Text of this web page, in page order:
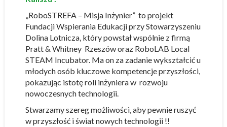
„RoboSTREFA – Misja Inżynier” to projekt
Fundacji Wspierania Edukacji przy Stowarzyszeniu
Dolina Lotnicza, który powstał wspólnie z firmą
Pratt & Whitney Rzeszów oraz RoboLAB Local
STEAM Incubator. Ma on za zadanie wykształcić u
młodych osób kluczowe kompetencje przyszłości,
pokazując istotę roli inżyniera w rozwoju
nowoczesnych technologii.
Stwarzamy szereg możliwości, aby pewnie ruszyć
w przyszłość i świat nowych technologii !!